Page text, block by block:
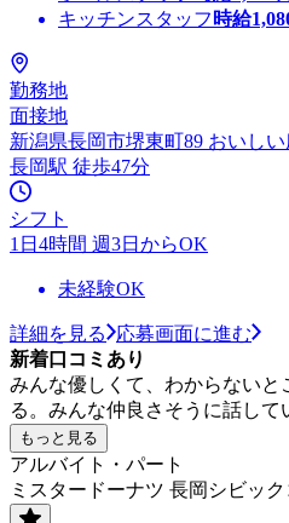
キッチンスタッフ 時給
勤務地
面接地
新潟県長岡市堺東町89 おいし
長岡駅 徒歩47分
シフト
1日4時間 週3日からOK
未経験OK
詳細を見る
応募画面に進む
新着口コミあり
みんな優しくて、わからない
る。みんな仲良さそうに話して
もっと見る
アルバイト・パート
ミスタードーナツ 長岡シビッ